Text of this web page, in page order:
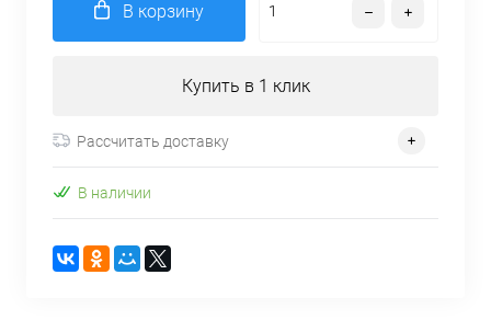
В корзину
Купить в 1 клик
Рассчитать доставку
В наличии